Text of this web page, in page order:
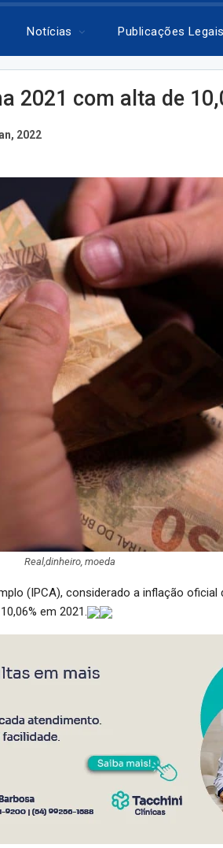
Notícias Publicações Legais
2021 com alta de
2022
Real,dinheiro, moeda
(IPCA), considerado a inflação oficial
em 2021.